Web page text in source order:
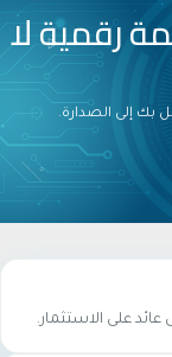
رقمية لا
عائد على الاستثمار.